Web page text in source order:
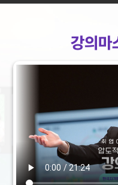
강의마